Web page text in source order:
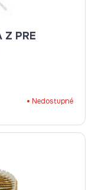
Nedostupné